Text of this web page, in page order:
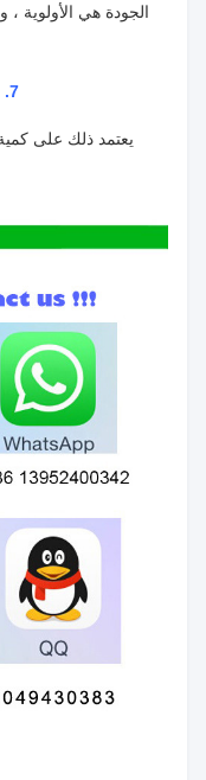
الجودة هي الأولوية ،
7. ماذا عن المهلة الزمنية لطلب هذه الحقيبة؟
يعتمد ذلك على